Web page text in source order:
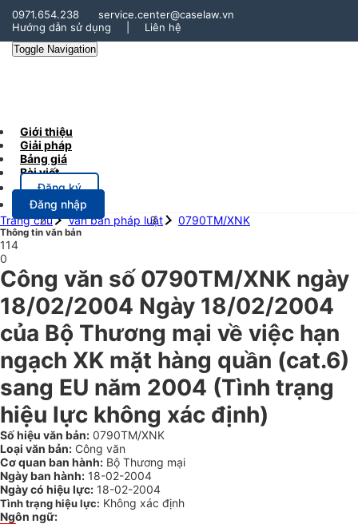
0971.654.238
service.center@caselaw.vn
Hướng dẫn sử dụng
Liên hệ
Toggle Navigation
Giới thiệu
Giải pháp
Bảng giá
Bài viết
Đăng ký
Đăng nhập
Trang chủ
Văn bản pháp luật 0790TM/XNK
Thông tin văn bản
114
0
Công văn số 0790TM/XNK ngày
18/02/2004 Ngày 18/02/2004
của Bộ Thương mại về việc hạn
ngạch XK mặt hàng quần (cat.6)
sang EU năm 2004 (Tình trạng
hiệu lực không xác định)
Số hiệu văn bản: 0790TM/XNK
Loại văn bản: Công văn
Cơ quan ban hành: Bộ Thương mại
Ngày ban hành: 18-02-2004
Ngày có hiệu lực: 18-02-2004
Tình trạng hiệu lực: Không xác định
Ngôn ngữ: